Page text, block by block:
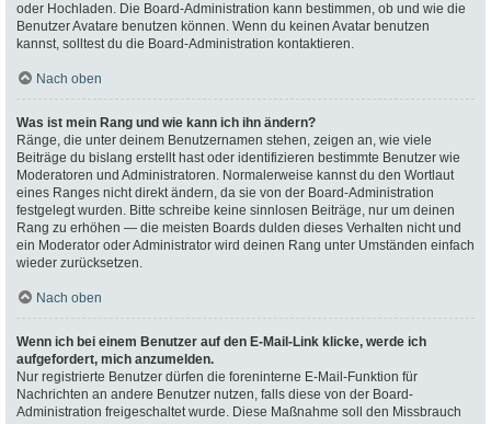
oder Hochladen. Die Board-Administration kann bestimmen, ob und wie die
Benutzer Avatare benutzen können. Wenn du keinen Avatar benutzen
kannst, solltest du die Board-Administration kontaktieren.
Nach oben
Was ist mein Rang und wie kann ich ihn ändern?
Ränge, die unter deinem Benutzernamen stehen, zeigen an, wie viele
Beiträge du bislang erstellt hast oder identifizieren bestimmte Benutzer wie
Moderatoren und Administratoren. Normalerweise kannst du den Wortlaut
eines Ranges nicht direkt ändern, da sie von der Board-Administration
festgelegt wurden. Bitte schreibe keine sinnlosen Beiträge, nur um deinen
Rang zu erhöhen — die meisten Boards dulden dieses Verhalten nicht und
ein Moderator oder Administrator wird deinen Rang unter Umständen einfach
wieder zurücksetzen.
Nach oben
Wenn ich bei einem Benutzer auf den E-Mail-Link klicke, werde ich
aufgefordert, mich anzumelden.
Nur registrierte Benutzer dürfen die foreninterne E-Mail-Funktion für
Nachrichten an andere Benutzer nutzen, falls diese von der Board-
Administration freigeschaltet wurde. Diese Maßnahme soll den Missbrauch